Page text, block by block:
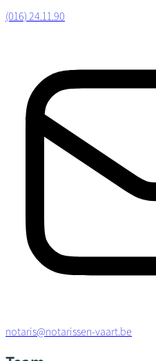
(016) 24.11.90
notaris@notarissen-vaart.be